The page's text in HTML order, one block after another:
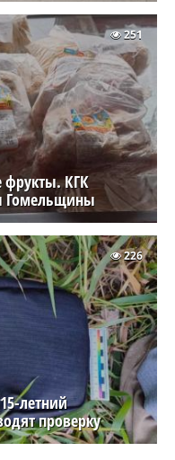
фрукты. КГК
Гомельщины
251
летний
проверку
226